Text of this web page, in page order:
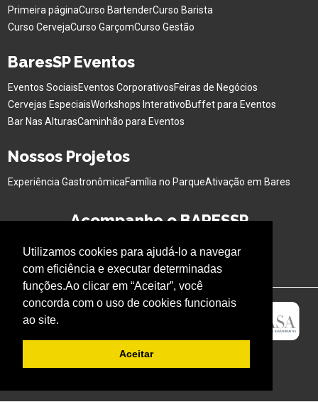
Utilizamos cookies para ajudá-lo a navegar
com eficiência e executar determinadas
funções.Ao clicar em “Aceitar”, você
concorda com o uso de cookies funcionais
ao site.
Aceitar
Primeira páginaCurso BartenderCurso Barista
Curso CervejaCurso GarçomCurso Gestão
BaresSP Eventos
Eventos SociaisEventos CorporativosFeiras de Negócios
Cervejas EspeciaisWorkshops InterativoBuffet para Eventos
Bar Nas AlturasCaminhão para Eventos
Nossos Projetos
Experiência GastronômicaFamília no ParqueAtivação em Bares
Acompanhe o BARESSP